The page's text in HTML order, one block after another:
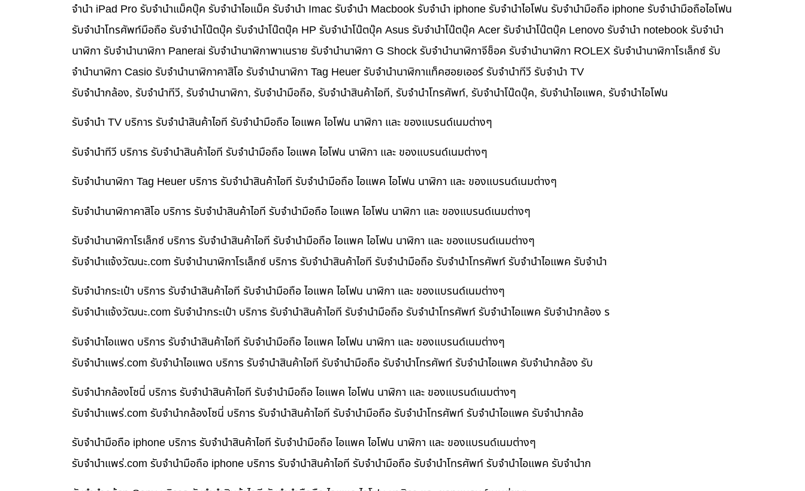
จำนำ iPad Pro รับจำนำแม็คบุ๊ค รับจำนำไอแม็ค รับจำนำ Imac รับจำนำ Macbook รับจำนำ iphone รับจำนำไอโฟน รับจำนำมือถือ iphone รับจำนำมือถือไอโฟน
รับจำนำโทรศัพท์มือถือ รับจำนำโน๊ตบุ๊ค รับจำนำโน๊ตบุ๊ค HP รับจำนำโน๊ตบุ๊ค Asus รับจำนำโน๊ตบุ๊ค Acer รับจำนำโน๊ตบุ๊ค Lenovo รับจำนำ notebook รับจำนำ
นาฬิกา รับจำนำนาฬิกา Panerai รับจำนำนาฬิกาพาเนราย รับจำนำนาฬิกา G Shock รับจำนำนาฬิกาจีช็อค รับจำนำนาฬิกา ROLEX รับจำนำนาฬิกาโรเล็กซ์ รับ
จำนำนาฬิกา Casio รับจำนำนาฬิกาคาสิโอ รับจำนำนาฬิกา Tag Heuer รับจำนำนาฬิกาแท็คฮอยเออร์ รับจำนำทีวี รับจำนำ TV
รับจำนำกล้อง, รับจำนำทีวี, รับจำนำนาฬิกา, รับจำนำมือถือ, รับจำนำสินค้าไอที, รับจำนำโทรศัพท์, รับจำนำโน๊ดบุ๊ค, รับจำนำไอแพค, รับจำนำไอโฟน
รับจำนำ TV บริการ รับจำนำสินค้าไอที รับจำนำมือถือ ไอแพค ไอโฟน นาฬิกา และ ของแบรนด์เนมต่างๆ
รับจำนำทีวี บริการ รับจำนำสินค้าไอที รับจำนำมือถือ ไอแพค ไอโฟน นาฬิกา และ ของแบรนด์เนมต่างๆ
รับจำนำนาฬิกา Tag Heuer บริการ รับจำนำสินค้าไอที รับจำนำมือถือ ไอแพค ไอโฟน นาฬิกา และ ของแบรนด์เนมต่างๆ
รับจำนำนาฬิกาคาสิโอ บริการ รับจำนำสินค้าไอที รับจำนำมือถือ ไอแพค ไอโฟน นาฬิกา และ ของแบรนด์เนมต่างๆ
รับจำนำนาฬิกาโรเล็กซ์ บริการ รับจำนำสินค้าไอที รับจำนำมือถือ ไอแพค ไอโฟน นาฬิกา และ ของแบรนด์เนมต่างๆ
รับจํานําแจ้งวัฒนะ.com รับจำนำนาฬิกาโรเล็กซ์ บริการ รับจำนำสินค้าไอที รับจำนำมือถือ รับจำนำโทรศัพท์ รับจำนำไอแพค รับจำนำ
รับจำนำกระเป๋า บริการ รับจำนำสินค้าไอที รับจำนำมือถือ ไอแพค ไอโฟน นาฬิกา และ ของแบรนด์เนมต่างๆ
รับจํานําแจ้งวัฒนะ.com รับจำนำกระเป๋า บริการ รับจำนำสินค้าไอที รับจำนำมือถือ รับจำนำโทรศัพท์ รับจำนำไอแพค รับจำนำกล้อง ร
รับจำนำไอแพด บริการ รับจำนำสินค้าไอที รับจำนำมือถือ ไอแพค ไอโฟน นาฬิกา และ ของแบรนด์เนมต่างๆ
รับจํานําแพร่.com รับจำนำไอแพด บริการ รับจำนำสินค้าไอที รับจำนำมือถือ รับจำนำโทรศัพท์ รับจำนำไอแพค รับจำนำกล้อง รับ
รับจำนำกล้องโซนี่ บริการ รับจำนำสินค้าไอที รับจำนำมือถือ ไอแพค ไอโฟน นาฬิกา และ ของแบรนด์เนมต่างๆ
รับจํานําแพร่.com รับจำนำกล้องโซนี่ บริการ รับจำนำสินค้าไอที รับจำนำมือถือ รับจำนำโทรศัพท์ รับจำนำไอแพค รับจำนำกล้อ
รับจำนำมือถือ iphone บริการ รับจำนำสินค้าไอที รับจำนำมือถือ ไอแพค ไอโฟน นาฬิกา และ ของแบรนด์เนมต่างๆ
รับจํานําแพร่.com รับจำนำมือถือ iphone บริการ รับจำนำสินค้าไอที รับจำนำมือถือ รับจำนำโทรศัพท์ รับจำนำไอแพค รับจำนำก